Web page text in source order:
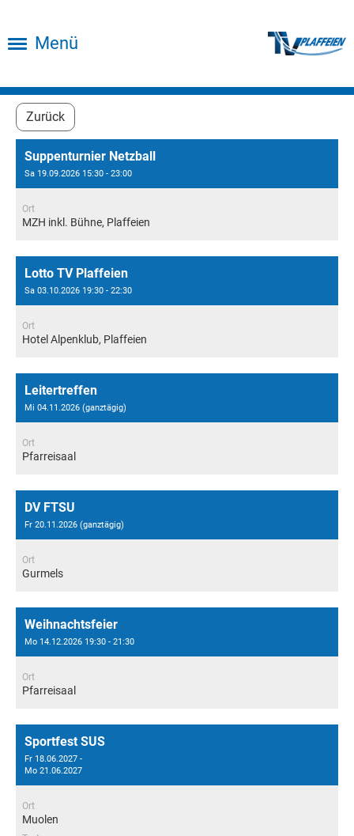
Menü
Zurück
Suppenturnier Netzball
Sa 19.09.2026 15:30 - 23:00
Ort
MZH inkl. Bühne, Plaffeien
Lotto TV Plaffeien
Sa 03.10.2026 19:30 - 22:30
Ort
Hotel Alpenklub, Plaffeien
Leitertreffen
Mi 04.11.2026 (ganztägig)
Ort
Pfarreisaal
DV FTSU
Fr 20.11.2026 (ganztägig)
Ort
Gurmels
Weihnachtsfeier
Mo 14.12.2026 19:30 - 21:30
Ort
Pfarreisaal
Sportfest SUS
Fr 18.06.2027 -
Mo 21.06.2027
Ort
Muolen